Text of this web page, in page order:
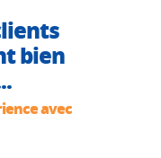
bien
avec